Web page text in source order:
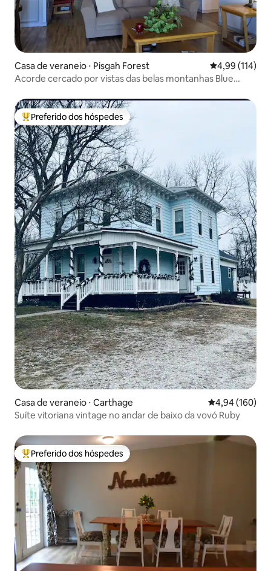
Casa de veraneio ⋅ Pisgah Forest 4,99 de uma
4,99 (114)
Acorde cercado por vistas das belas montanhas Blue
Entre os melhores preferidos dos hóspedes
Preferido dos hóspedes
Casa de veraneio ⋅ Carthage 4,94 de uma
4,94 (160)
Suíte vitoriana vintage no andar de baixo da vovó Ruby
Entre os melhores preferidos dos hóspedes
Preferido dos hóspedes